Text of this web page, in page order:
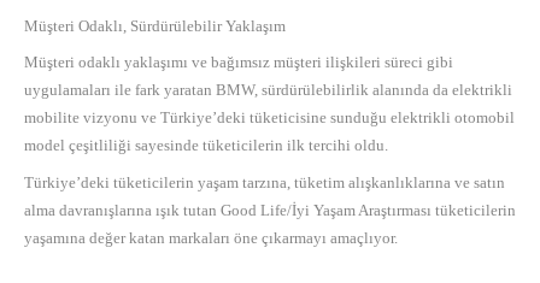
Müşteri Odaklı, Sürdürülebilir Yaklaşım
Müşteri odaklı yaklaşımı ve bağımsız müşteri ilişkileri süreci gibi
uygulamaları ile fark yaratan BMW, sürdürülebilirlik alanında da elektrikli
mobilite vizyonu ve Türkiye’deki tüketicisine sunduğu elektrikli otomobil
model çeşitliliği sayesinde tüketicilerin ilk tercihi oldu.
Türkiye’deki tüketicilerin yaşam tarzına, tüketim alışkanlıklarına ve satın
alma davranışlarına ışık tutan Good Life/İyi Yaşam Araştırması tüketicilerin
yaşamına değer katan markaları öne çıkarmayı amaçlıyor.